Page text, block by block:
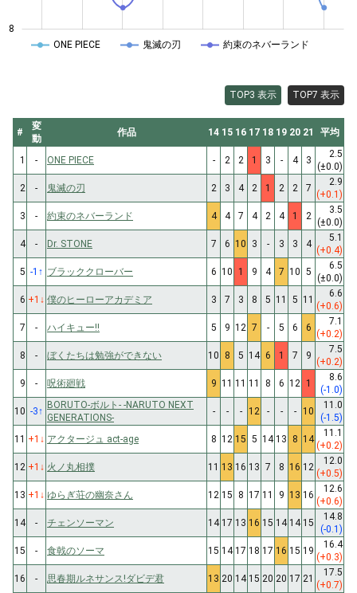
8
ONE PIECE 鬼滅の刃 約束のネバーランド
TOP3 表示 TOP7 表示
#
変
動
作品 14 15 16 17 18 19 20 21 平均
1 - ONE PIECE - 2 2 1 3 - 4 3
2.5
(±0.0)
2
- 鬼滅の刃 2 3 4 2 1 2 2 7
2.9
(+0.1)
3
- 約束のネバーランド 4 4 7 4 2 4 1 2
3.5
(±0.0)
4
- Dr. STONE 7 6 10 3 - 3 3 4
5.1
(+0.4)
5 -1 ↑ ブラッククローバー 6 10 1 9 4 7 10 5
6.5
(±0.0)
6 +1 ↓ 僕のヒーローアカデミア 3 7 3 8 5 11 5 11
6.6
(+0.6)
7
- ハイキュー!! 5 9 12 7 - 5 6 6
7.1
(+0.2)
8
- ぼくたちは勉強ができない 10 8 5 14 6 1 7 9
7.5
(+0.2)
9
- 呪術廻戦 9 11 11 11 8 6 12 1
8.6
(-1.0)
10 -3↑
BORUTO-ボルト- -NARUTO NEXT
GENERATIONS-
- - - 12 - - - 10
11.0
(-1.5)
11 +1 ↓ アクタージュ act-age 8 12 15 5 14 13 8 14
11.1
(+0.2)
12 +1 ↓ 火ノ丸相撲 11 13 16 13 7 8 16 12
12.0
(+0.5)
13 +1 ↓ ゆらぎ荘の幽奈さん 12 15 8 17 11 9 13 16
12.6
(+0.6)
14
- チェンソーマン 14 17 13 16 15 14 14 15
14.8
(-0.1)
15
- 食戟のソーマ 15 14 17 18 17 16 15 19
16.4
(+0.3)
16
- 思春期ルネサンス!ダビデ君 13 20 14 15 20 20 17 21
17.5
(+0.7)